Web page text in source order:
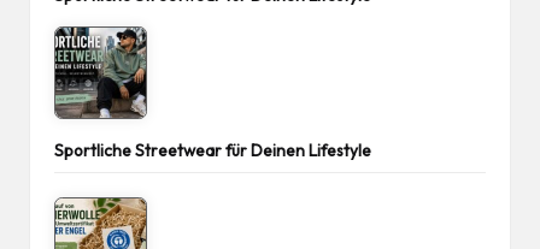
Sportliche Streetwear für Deinen Lifestyle